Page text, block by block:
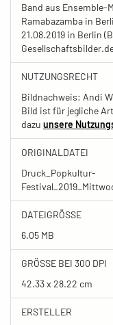
Band aus Ensemble-
Ramabazamba in
21.08.2019 in Berlin
NUTZUNGSRECHT
Bildnachweis: Andi
Bild ist für jegliche
dazu unsere
ORIGINALDATEI
Druck_Popkultur-
DATEIGRÖSSE
6.05 MB
GRÖSSE BEI 300 DPI
42.33 x 28.22 cm
ERSTELLER